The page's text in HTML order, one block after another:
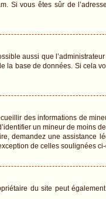
Si vous êtes sûr de
aussi que
la base de données. Si cela
des informations de
un mineur de moins
demandez une assistance
de celles soulignées
du site peut